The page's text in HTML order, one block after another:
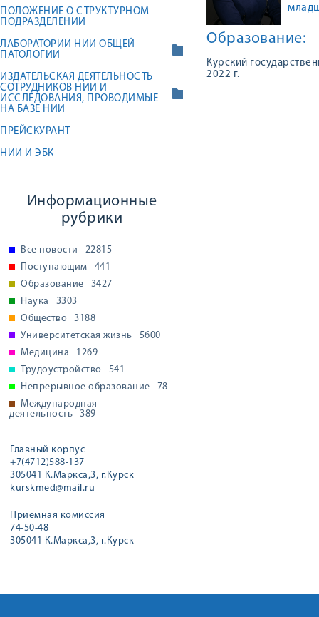
ПОЛОЖЕНИЕ О СТРУКТУРНОМ
ПОДРАЗДЕЛЕНИИ
ЛАБОРАТОРИИ НИИ ОБЩЕЙ
ПАТОЛОГИИ
ИЗДАТЕЛЬСКАЯ ДЕЯТЕЛЬНОСТЬ
СОТРУДНИКОВ НИИ И
ИССЛЕДОВАНИЯ, ПРОВОДИМЫЕ
НА БАЗЕ НИИ
ПРЕЙСКУРАНТ
НИИ И ЭБК
Информационные
рубрики
Все новости
22815
Поступающим
441
Образование
3427
Наука
3303
Общество
3188
Университетская жизнь
5600
Медицина
1269
Трудоустройство
541
Непрерывное образование
78
Международная
деятельность
389
Главный корпус
+7(4712)588-137
305041 К.Маркса,3, г.Курск
kurskmed@mail.ru
Приемная комиссия
74-50-48
305041 К.Маркса,3, г.Курск
Образование:
Курский
2022 г.